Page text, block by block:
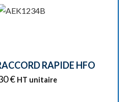
RAPIDE HFO
€ HT unitaire